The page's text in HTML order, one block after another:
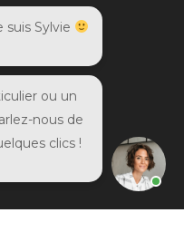
suis Sylvie
ou un
nous de
clics !